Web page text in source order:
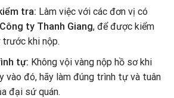
tra: Làm việc với các đơn vị có
Công ty Thanh Giang, để được kiểm
khi nộp.
tự: Không vội vàng nộp hồ sơ khi
vào đó, hãy làm đúng trình tự và tuân
đại sứ quán.